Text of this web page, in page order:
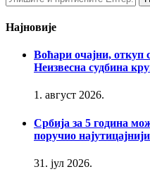
Најновије
Воћари очајни, откуп
Неизвесна судбина
1. август 2026.
Србија за 5 година
поручио
31. јул 2026.